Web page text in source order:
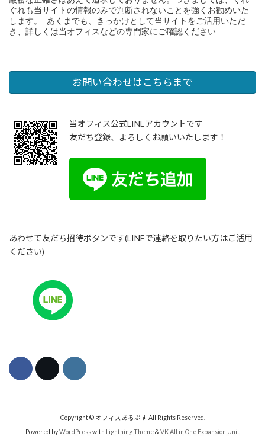
ぐれも当サイトの情報のみで判断されないことを強くお勧めいた
します。 あくまでも、きっかけとして当サイトをご活用いただ
き、詳しくは当オフィスなどの専門家にご確認ください
お問い合わせはこちらまで
当オフィス公式LINEアカウントです
友だち登録、よろしくお願いいたします！
あわせて友だち招待ボタンです(LINEで連絡を取りたい方はご活用
ください)
Copyright © オフィスあるぷす All Rights Reserved.
Powered byWordPresswith Lightning Theme& VK All in One Expansion Unit